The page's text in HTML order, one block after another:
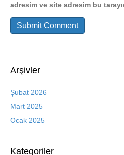
adresim ve site adresim bu
Arşivler
Şubat 2026
Mart 2025
Ocak 2025
Kategoriler